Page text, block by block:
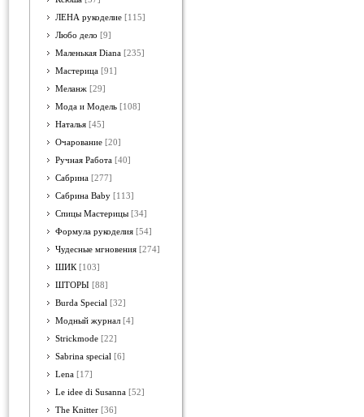
ЛЕНА рукоделие [115]
Любо дело [9]
Маленькая Diana [235]
Мастерица [91]
Меланж [29]
Мода и Модель [108]
Наталья [45]
Очарование [20]
Ручная Работа [40]
Сабрина [277]
Сабрина Baby [113]
Спицы Мастерицы [34]
Формула рукоделия [54]
Чудесные мгновения [274]
ШИК [103]
ШТОРЫ [88]
Burda Special [32]
Модный журнал [4]
Strickmode [22]
Sabrina special [6]
Lena [17]
Le idee di Susanna [52]
The Knitter [36]